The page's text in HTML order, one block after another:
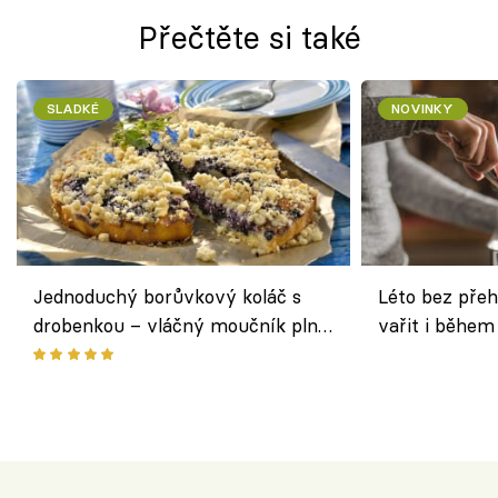
Přečtěte si také
SLADKÉ
Jednoduchý borůvkový koláč s
drobenkou – vláčný moučník plný
ovoce
NOVINKY
Léto bez
vařit i